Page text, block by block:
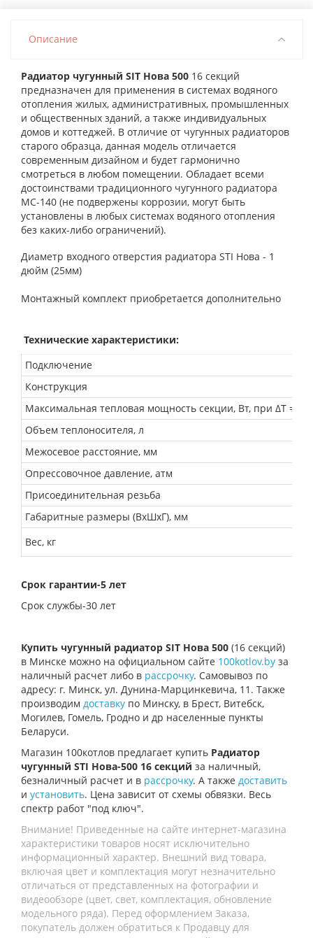
Описание
Радиатор чугунный SIT Нова 500 16 секций
предназначен для применения в системах водяного
отопления жилых, административных, промышленных
и общественных зданий, а также индивидуальных
домов и коттеджей. В отличие от чугунных радиаторов
старого образца, данная модель отличается
современным дизайном и будет гармонично
смотреться в любом помещении. Обладает всеми
достоинствами традиционного чугунного радиатора
MC-140 (не подвержены коррозии, могут быть
установлены в любых системах водяного отопления
без каких-либо ограничений).
Диаметр входного отверстия радиатора STI Нова - 1
дюйм (25мм)
Монтажный комплект приобретается дополнительно
Технические характеристики:
Подключение
Конструкция
Максимальная тепловая мощность секции, Вт, при ΔТ = 70
Объем теплоносителя, л
Межосевое расстояние, мм
Опрессовочное давление, атм
Присоединительная резьба
Габаритные размеры (ВхШхГ), мм
Вес, кг
Срок гарантии-5 лет
Срок службы-30 лет
Купить чугунный радиатор SIT Нова 500 (16 секций)
в Минске можно на официальном сайте 100kotlov.by за
наличный расчет либо в рассрочку. Самовывоз по
адресу: г. Минск, ул. Дунина-Марцинкевича, 11. Также
производим доставку по Минску, в Брест, Витебск,
Могилев, Гомель, Гродно и др населенные пункты
Беларуси.
Магазин 100котлов предлагает купить Радиатор
чугунный STI Нова-500 16 секций за наличный,
безналичный расчет и в рассрочку. А также доставить
и установить. Цена зависит от схемы обвязки. Весь
спектр работ "под ключ".
Внимание! Приведенные на сайте интернет-магазина
характеристики товаров носят исключительно
информационный характер. Внешний вид товара,
включая цвет и комплектация могут незначительно
отличаться от представленных на фотографии и
видеообзоре (цвет, свет, комплектация, обновление
модельного ряда). Перед оформлением Заказа,
покупатель должен обратиться к Продавцу для